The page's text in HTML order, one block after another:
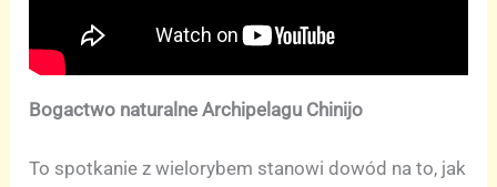
Bogactwo naturalne Archipelagu Chinijo
To spotkanie z wielorybem stanowi dowód na to, jak